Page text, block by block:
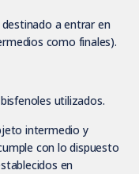
a entrar en
como finales).
utilizados.
intermedio y
con lo dispuesto
en